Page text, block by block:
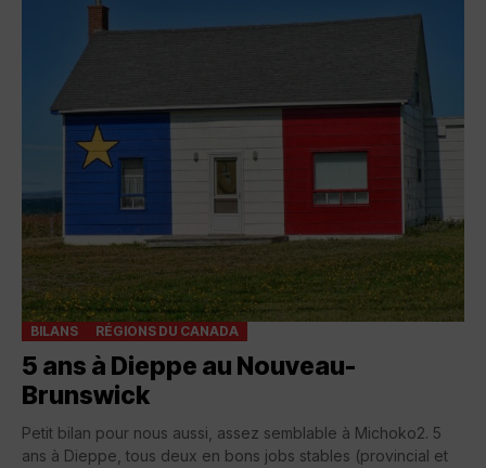
BILANS RÉGIONS DU CANADA
5 ans à Dieppe au Nouveau-
Brunswick
Petit bilan pour nous aussi, assez semblable à Michoko2. 5
ans à Dieppe, tous deux en bons jobs stables (provincial et